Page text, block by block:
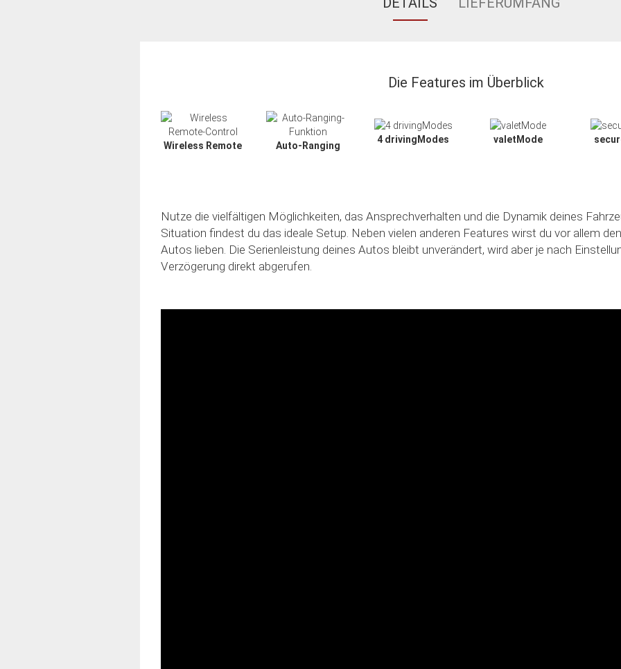
Die Features im Überblick
Wireless Remote Auto-Ranging
4 drivingModes valetMode
Nutze die vielfältigen Möglichkeiten, das Ansprechverhalten und die Dynamik deines
Situation findest du das ideale Setup. Neben vielen anderen Features wirst du vor allem
Autos lieben. Die Serienleistung deines Autos bleibt unverändert, wird aber je nach
Verzögerung direkt abgerufen.
Slide02